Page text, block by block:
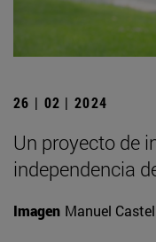
26 | 02 | 2024
Un proyecto de
independencia
Imagen Manuel